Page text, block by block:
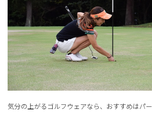
気分の上がるゴルフウェアなら、おすすめはパ